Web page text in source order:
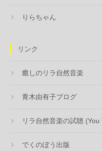
りらちゃん
リンク
癒しのリラ自然音楽
青木由有子ブログ
リラ自然音楽の試聴 (You
でくのぼう出版